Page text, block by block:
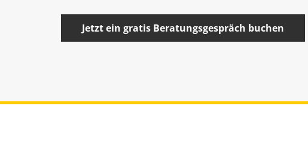
Jetzt ein gratis Beratungsgespräch buchen